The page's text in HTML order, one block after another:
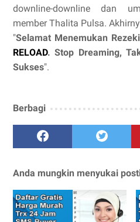
downline-downline dan
member Thalita Pulsa.
"Selamat Menemukan
RELOAD. Stop Dreaming,
Sukses".
Berbagi
Anda mungkin menyukai